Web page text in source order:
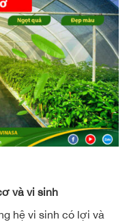
và vi sinh
hệ vi sinh có lợi và